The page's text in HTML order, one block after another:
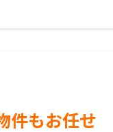
件もお任せ